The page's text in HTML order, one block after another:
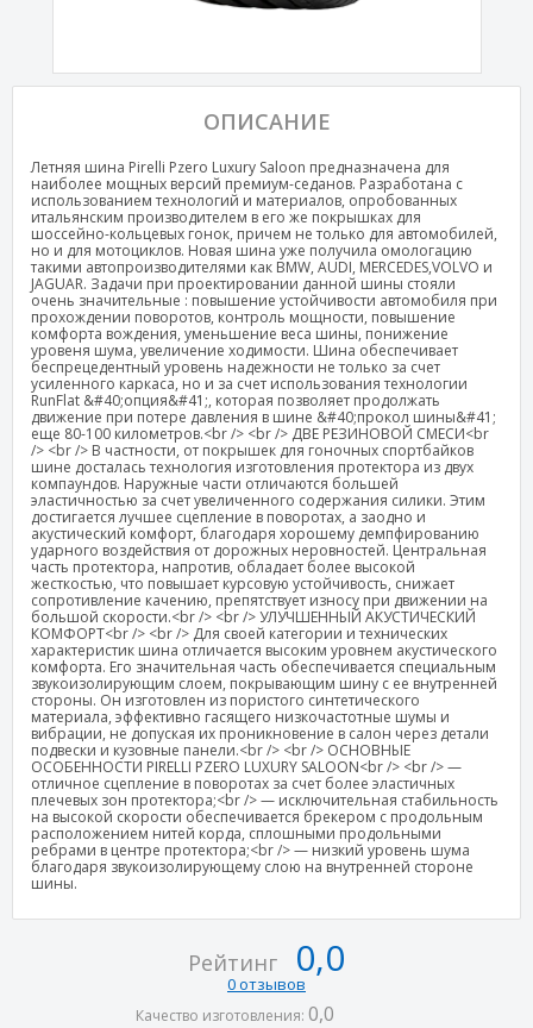
ОПИСАНИЕ
Летняя шина Pirelli Pzero Luxury Saloon предназначена для
наиболее мощных версий премиум-седанов. Разработана с
использованием технологий и материалов, опробованных
итальянским производителем в его же покрышках для
шоссейно-кольцевых гонок, причем не только для автомобилей,
но и для мотоциклов. Новая шина уже получила омологацию
такими автопроизводителями как BMW, AUDI, MERCEDES,VOLVO и
JAGUAR. Задачи при проектировании данной шины стояли
очень значительные : повышение устойчивости автомобиля при
прохождении поворотов, контроль мощности, повышение
комфорта вождения, уменьшение веса шины, понижение
уровеня шума, увеличение ходимости. Шина обеспечивает
беспрецедентный уровень надежности не только за счет
усиленного каркаса, но и за счет использования технологии
RunFlat &#40;опция&#41;, которая позволяет продолжать
движение при потере давления в шине &#40;прокол шины&#41;
еще 80-100 километров.<br /> <br /> ДВЕ РЕЗИНОВОЙ СМЕСИ<br
/> <br /> В частности, от покрышек для гоночных спортбайков
шине досталась технология изготовления протектора из двух
компаундов. Наружные части отличаются большей
эластичностью за счет увеличенного содержания силики. Этим
достигается лучшее сцепление в поворотах, а заодно и
акустический комфорт, благодаря хорошему демпфированию
ударного воздействия от дорожных неровностей. Центральная
часть протектора, напротив, обладает более высокой
жесткостью, что повышает курсовую устойчивость, снижает
сопротивление качению, препятствует износу при движении на
большой скорости.<br /> <br /> УЛУЧШЕННЫЙ АКУСТИЧЕСКИЙ
КОМФОРТ<br /> <br /> Для своей категории и технических
характеристик шина отличается высоким уровнем акустического
комфорта. Его значительная часть обеспечивается специальным
звукоизолирующим слоем, покрывающим шину с ее внутренней
стороны. Он изготовлен из пористого синтетического
материала, эффективно гасящего низкочастотные шумы и
вибрации, не допуская их проникновение в салон через детали
подвески и кузовные панели.<br /> <br /> ОСНОВНЫЕ
ОСОБЕННОСТИ PIRELLI PZERO LUXURY SALOON<br /> <br /> —
отличное сцепление в поворотах за счет более эластичных
плечевых зон протектора;<br /> — исключительная стабильность
на высокой скорости обеспечивается брекером с продольным
расположением нитей корда, сплошными продольными
ребрами в центре протектора;<br /> — низкий уровень шума
благодаря звукоизолирующему слою на внутренней стороне
шины.
Рейтинг 0,0
0 отзывов
Качество изготовления: 0,0